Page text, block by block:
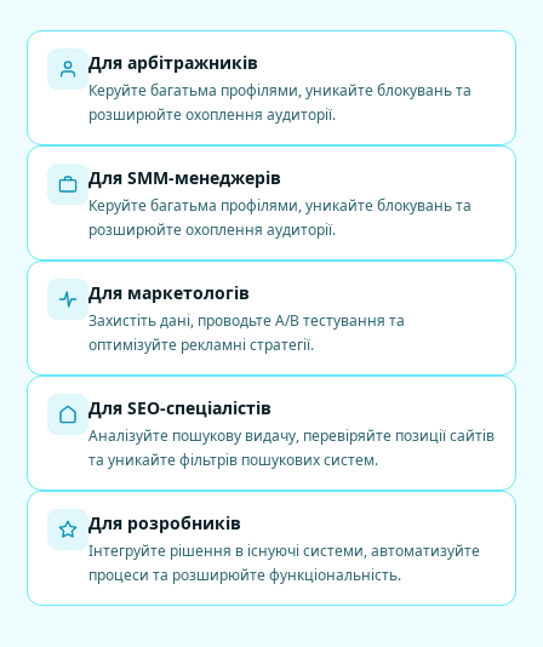
Для арбітражників
Керуйте багатьма профілями, уникайте блокувань та
розширюйте охоплення аудиторії.
Для SMM-менеджерів
Керуйте багатьма профілями, уникайте блокувань та
розширюйте охоплення аудиторії.
Для маркетологів
Захистіть дані, проводьте A/B тестування та
оптимізуйте рекламні стратегії.
Для SEO-спеціалістів
Аналізуйте пошукову видачу, перевіряйте позиції сайтів
та уникайте фільтрів пошукових систем.
Для розробників
Інтегруйте рішення в існуючі системи, автоматизуйте
процеси та розширюйте функціональність.